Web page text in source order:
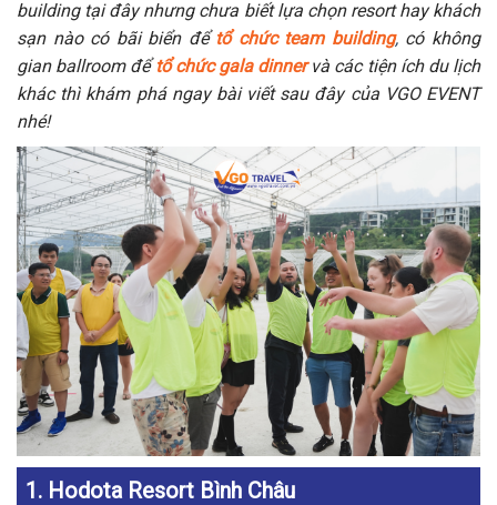
building tại đây nhưng chưa biết lựa chọn resort hay khách
sạn nào có bãi biển để tổ chức team building,có không
gian ballroom đểtổ chức gala dinnervà các tiện ích du lịch
khác thì khám phá ngay bài viết sau đây của VGO EVENT
nhé!
1. Hodota Resort Bình Châu